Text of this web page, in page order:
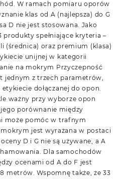
W ramach pomiaru oporów
klas od A (najlepsza) do G
D nie jest stosowana. Jako
produkty spełniające kryteria –
(średnica) oraz premium (klasa)
unijnej w kategorii
na mokrym Przyczepność
jednym z trzech parametrów,
dołączanej do opon.
ważny przy wyborze opon
porównanie między
może pomóc w trafnym
jest wyrażana w postaci
D i G nie są używane, a A
Dla samochodów
ocenami od A do F jest
metrów. Wspomnę także, że 33